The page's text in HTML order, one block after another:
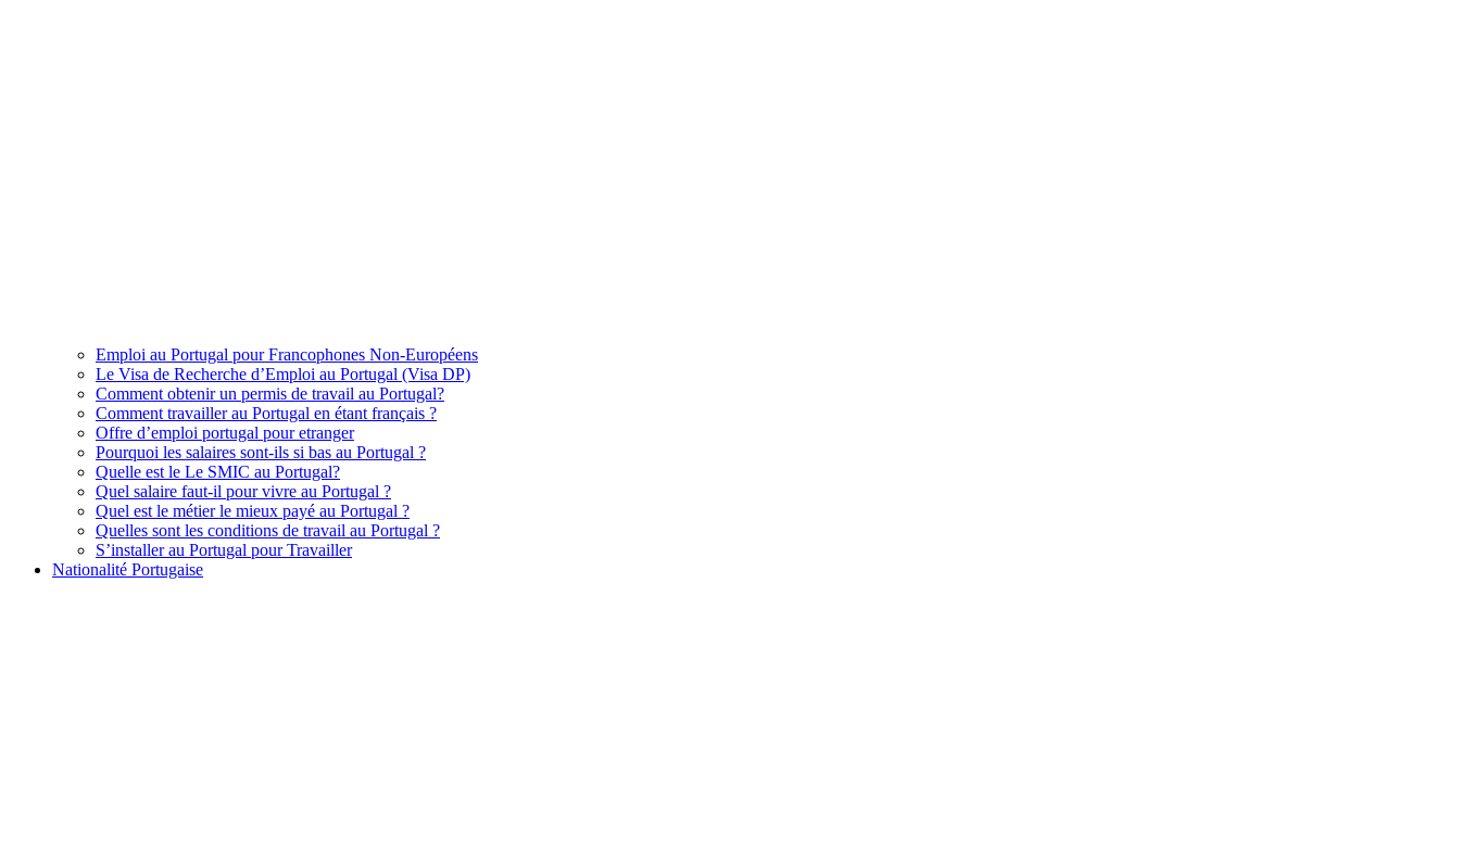
Emploi au Portugal pour Francophones Non-Européens
Le Visa de Recherche d’Emploi au Portugal (Visa DP)
Comment obtenir un permis de travail au Portugal?
Comment travailler au Portugal en étant français ?
Offre d’emploi portugal pour etranger
Pourquoi les salaires sont-ils si bas au Portugal ?
Quelle est le Le SMIC au Portugal?
Quel salaire faut-il pour vivre au Portugal ?
Quel est le métier le mieux payé au Portugal ?
Quelles sont les conditions de travail au Portugal ?
S’installer au Portugal pour Travailler
Nationalité Portugaise